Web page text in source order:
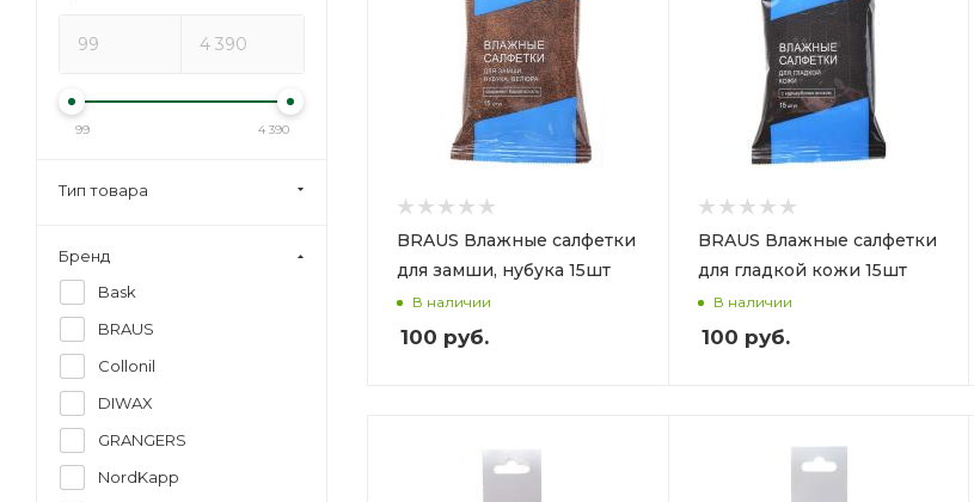
BRAUS Влажные салфетки
для замши, нубука 15шт
В наличии
100 руб.
BRAUS Влажные салфетки
для гладкой кожи 15шт
В наличии
100 руб.
99 4 390
Тип товара
Бренд
Bask
BRAUS
Collonil
DIWAX
GRANGERS
NordKapp